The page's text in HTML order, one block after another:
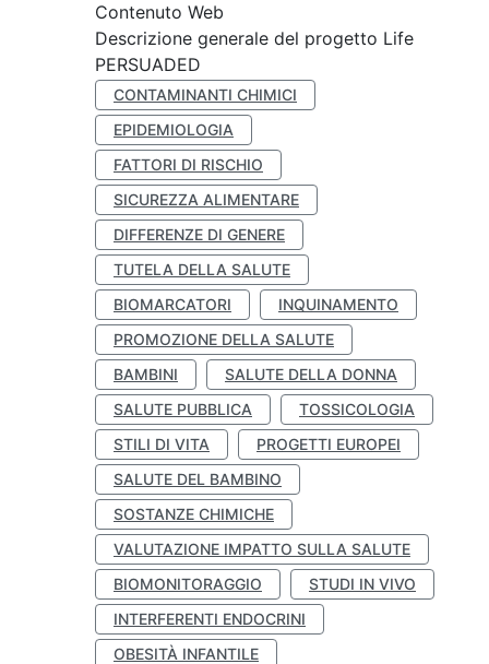
Contenuto Web
Descrizione generale del progetto Life
PERSUADED
CONTAMINANTI CHIMICI
EPIDEMIOLOGIA
FATTORI DI RISCHIO
SICUREZZA ALIMENTARE
DIFFERENZE DI GENERE
TUTELA DELLA SALUTE
BIOMARCATORI
INQUINAMENTO
PROMOZIONE DELLA SALUTE
BAMBINI
SALUTE DELLA DONNA
SALUTE PUBBLICA
TOSSICOLOGIA
STILI DI VITA
PROGETTI EUROPEI
SALUTE DEL BAMBINO
SOSTANZE CHIMICHE
VALUTAZIONE IMPATTO SULLA SALUTE
BIOMONITORAGGIO
STUDI IN VIVO
INTERFERENTI ENDOCRINI
OBESITÀ INFANTILE